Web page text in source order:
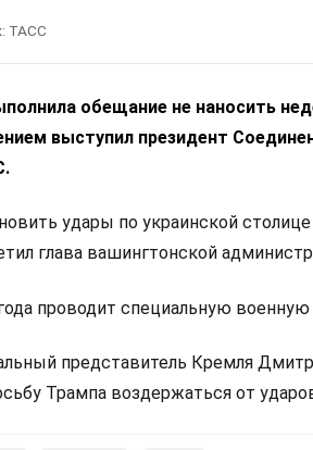
ТАСС
обещание не наносить
выступил президент
удары по украинской
глава вашингтонской
проводит специальную
представитель Кремля
Трампа воздержаться от